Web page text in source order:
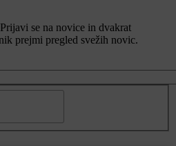
se na novice in dvakrat
prejmi pregled svežih novic.